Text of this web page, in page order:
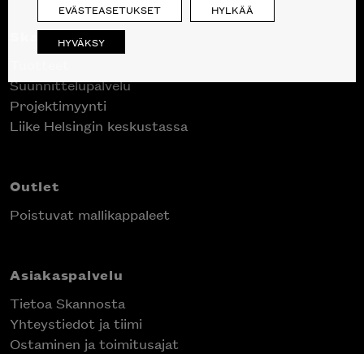
Skanno
Suunnittelupalvelu
Projektimyynti
Liike Helsingin keskustassa
Outlet
Poistuvat mallikappaleet
Asiakaspalvelu
Tietoa Skannosta
Yhteystiedot ja tiimi
Ostaminen ja toimitusajat
EVÄSTEASETUKSET HYLKÄÄ
HYVÄKSY